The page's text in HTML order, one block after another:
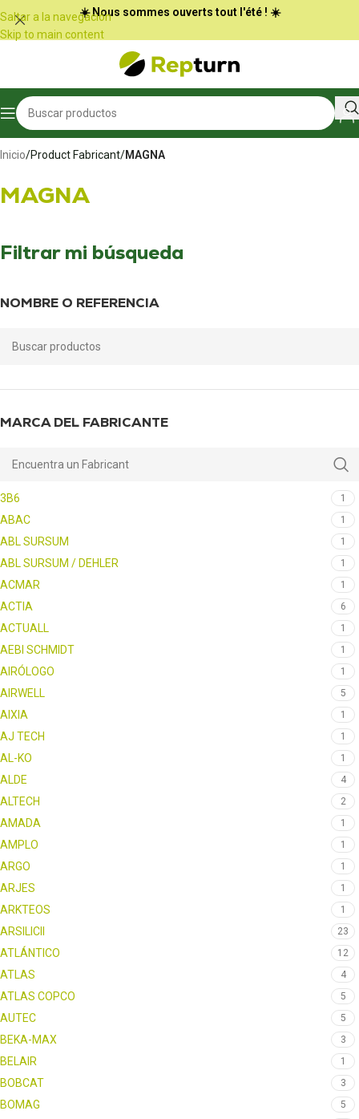
Panel de gestión de cookies
Saltar a la navegación
Skip to main content
☀️ Nous sommes ouverts tout l'été ! ☀️
Inicio/Product Fabricant/MAGNA
MAGNA
Filtrar mi búsqueda
NOMBRE O REFERENCIA
MARCA DEL FABRICANTE
3B6 1
ABAC 1
ABL SURSUM 1
ABL SURSUM / DEHLER 1
ACMAR 1
ACTIA 6
ACTUALL 1
AEBI SCHMIDT 1
AIRÓLOGO 1
AIRWELL 5
AIXIA 1
AJ TECH 1
AL-KO 1
ALDE 4
ALTECH 2
AMADA 1
AMPLO 1
ARGO 1
ARJES 1
ARKTEOS 1
ARSILICII 23
ATLÁNTICO 12
ATLAS 4
ATLAS COPCO 5
AUTEC 5
BEKA-MAX 3
BELAIR 1
BOBCAT 3
BOMAG 5